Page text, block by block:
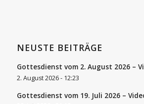
NEUSTE BEITRÄGE
Gottesdienst vom 2. August 2026 –
2. August 2026 - 12:23
Gottesdienst vom 19. Juli 2026 –